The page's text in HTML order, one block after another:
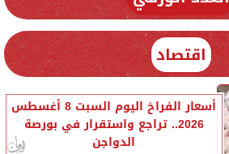
اقتصاد
أسعار الفراخ اليوم السبت 8 أغسطس
2026.. تراجع واستقرار في بورصة
الدواجن